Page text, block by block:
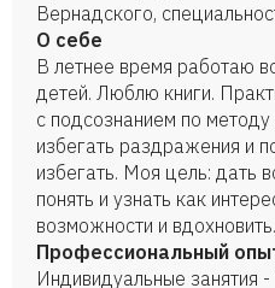
Вернадского,
О себе
В летнее время работаю
детей. Люблю книги.
с подсознанием по
избегать раздражения и
избегать. Моя цель: дать
понять и узнать как
возможности и вдохновить.
Профессиональный
Индивидуальные занятия